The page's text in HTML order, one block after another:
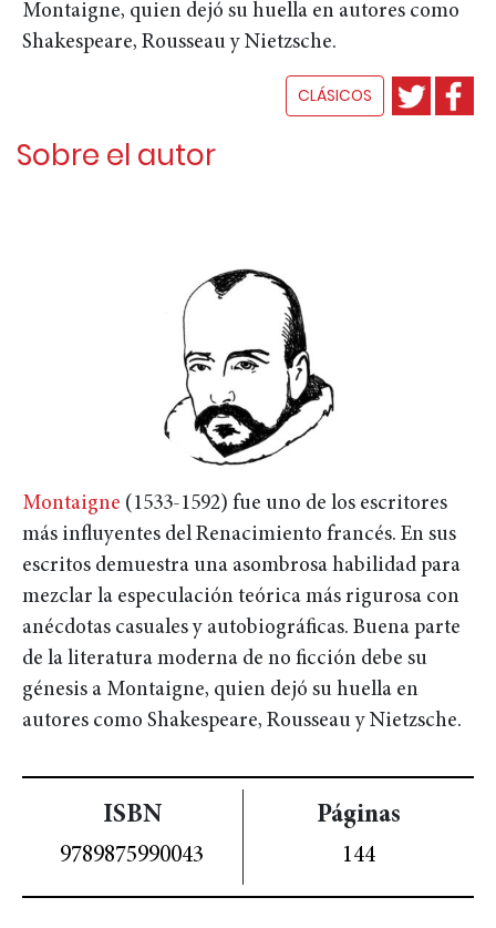
Montaigne, quien dejó su huella en autores como
Shakespeare, Rousseau y Nietzsche.
CLÁSICOS
Sobre el autor
Montaigne (1533-1592) fue uno de los escritores
más influyentes del Renacimiento francés. En sus
escritos demuestra una asombrosa habilidad para
mezclar la especulación teórica más rigurosa con
anécdotas casuales y autobiográficas. Buena parte
de la literatura moderna de no ficción debe su
génesis a Montaigne, quien dejó su huella en
autores como Shakespeare, Rousseau y Nietzsche.
ISBN
9789875990043
Páginas
144